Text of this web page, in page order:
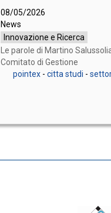
08/05/2026
News
Innovazione e Ricerca
Le parole di Martino
Comitato di Gestione
pointex- citta studi -